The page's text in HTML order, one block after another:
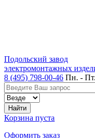
Подольский завод
электромонтажных
8 (495) 798-00-46 Пн. -
Корзина пуста
Оформить заказ